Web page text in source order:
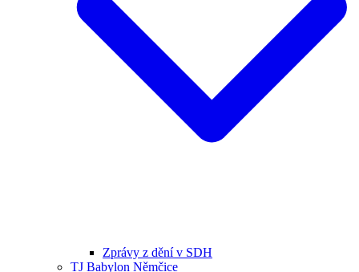
Zprávy z dění v SDH
TJ Babylon Němčice